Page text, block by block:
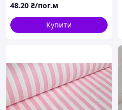
тиснення квіти та
метелики синтетична TIS-
DES-9 у рулоні 100 м
48.20 ₴/пог.м
Купити